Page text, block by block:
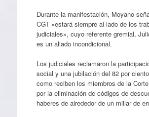
Durante la manifestación, Moyano
CGT «estará siempre al lado de los
judiciales», cuyo referente gremial,
es un aliado incondicional.
Los judiciales reclamaron la
social y una jubilación del 82 por
como reciben los miembros de la
por la eliminación de códigos de
haberes de alrededor de un millar de